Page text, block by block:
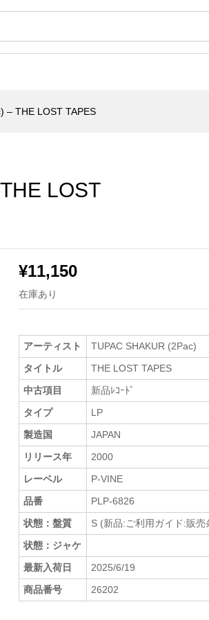
– THE LOST TAPES
LOST
¥11,150
在庫あり
アーティスト
TUPAC SHAKUR (2Pac)
タイトル
THE LOST TAPES
中古項目
新品ﾚｺｰﾄﾞ
タイプ
LP
製造国
JAPAN
リリース年
2000
レーベル
P-VINE
品番
PLP-6826
状態：盤質
S (新品:ご利用ガイド:販
状態：ジャケ
最新入荷日
2025/6/19
商品番号
26202